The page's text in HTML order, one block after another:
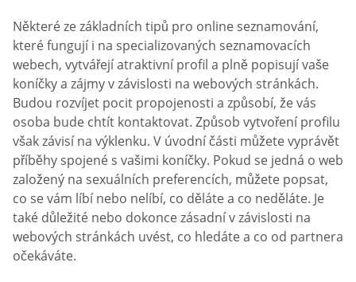
Některé ze základních tipů pro online seznamování,
které fungují i na specializovaných seznamovacích
webech, vytvářejí atraktivní profil a plně popisují vaše
koníčky a zájmy v závislosti na webových stránkách.
Budou rozvíjet pocit propojenosti a způsobí, že vás
osoba bude chtít kontaktovat. Způsob vytvoření profilu
však závisí na výklenku. V úvodní části můžete vyprávět
příběhy spojené s vašimi koníčky. Pokud se jedná o web
založený na sexuálních preferencích, můžete popsat,
co se vám líbí nebo nelíbí, co děláte a co neděláte. Je
také důležité nebo dokonce zásadní v závislosti na
webových stránkách uvést, co hledáte a co od partnera
očekáváte.